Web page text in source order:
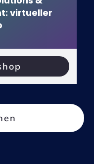
virtueller